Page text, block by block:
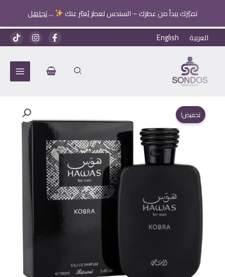
تميّزك يبدأ من عطرك – السندس لعطر يُعبّر عنك ...تجاهل
تخطي
إلى
العربية English
تخفيض!